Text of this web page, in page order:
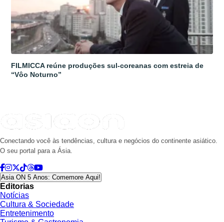
FILMICCA reúne produções sul-coreanas com estreia de
“Vôo Noturno”
Conectando você às tendências, cultura e negócios do continente asiático.
O seu portal para a Ásia.
Asia ON 5 Anos: Comemore Aqui!
Editorias
Notícias
Cultura & Sociedade
Entretenimento